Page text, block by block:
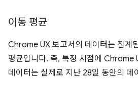
이동 평균
Chrome UX 보고서의 데이터는 집계
평균입니다. 즉, 특정 시점에 Chrome
데이터는 실제로 지난 28일 동안의 데